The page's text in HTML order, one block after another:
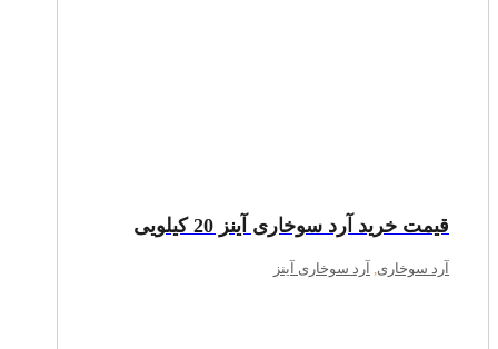
قیمت خرید آرد سوخاری آینز 20 کیلویی
آرد سوخاری, آرد سوخاری آینز